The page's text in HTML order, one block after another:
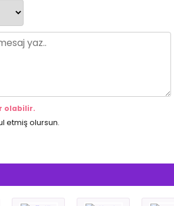
olabilir.
etmiş olursun.